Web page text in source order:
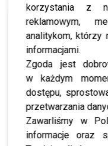
korzystania z
reklamowym,
analitykom, którzy
informacjami.
Zgoda jest
w każdym
dostępu,
przetwarzania
Zawarliśmy w
informacje oraz
patologią!
przypnij
tego